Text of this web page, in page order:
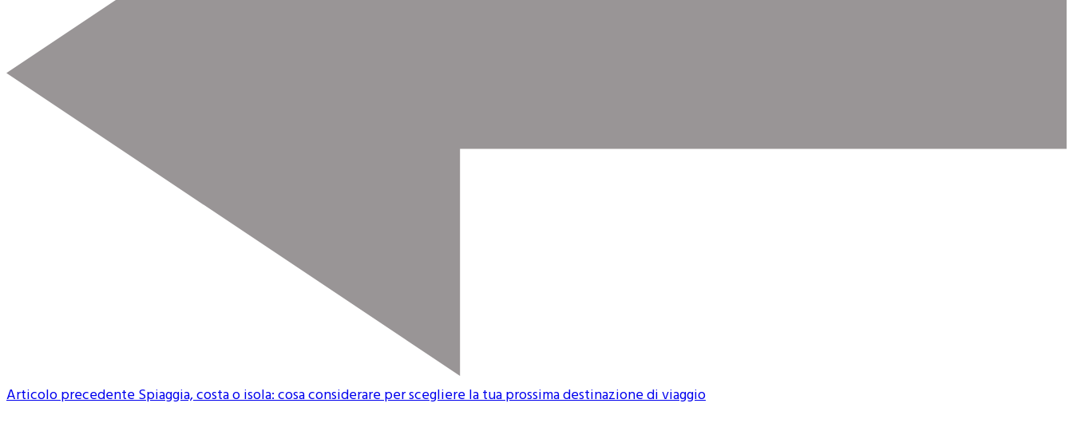
Articolo precedenteSpiaggia, costa o isola: cosa considerare per scegliere la tua prossima destinazione di viaggio